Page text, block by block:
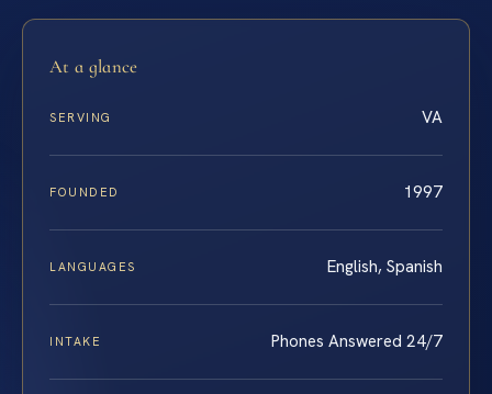
At a glance
SERVING VA
FOUNDED 1997
LANGUAGES English, Spanish
INTAKE Phones Answered 24/7